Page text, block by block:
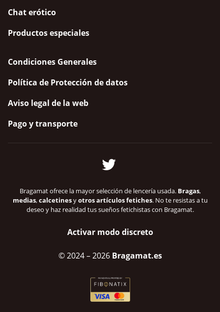
Chat erótico
Productos especiales
Condiciones Generales
Política de Protección de datos
Aviso legal de la web
Pago y transporte
Bragamat ofrece la mayor selección de lencería usada. Bragas,
medias,calcetinesyotros artículos fetiches. No te resistas a tu
deseo y haz realidad tus sueños fetichistas con Bragamat.
Activar modo discreto
© 2024– 2026 Bragamat.es